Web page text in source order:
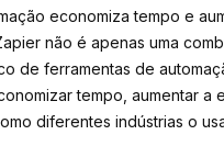
economiza tempo e
não é apenas uma
de ferramentas de
tempo, aumentar a
diferentes indústrias o